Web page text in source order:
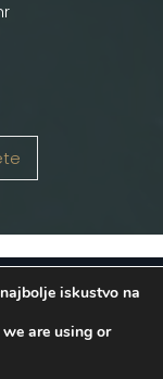
iskustvo na
are using or